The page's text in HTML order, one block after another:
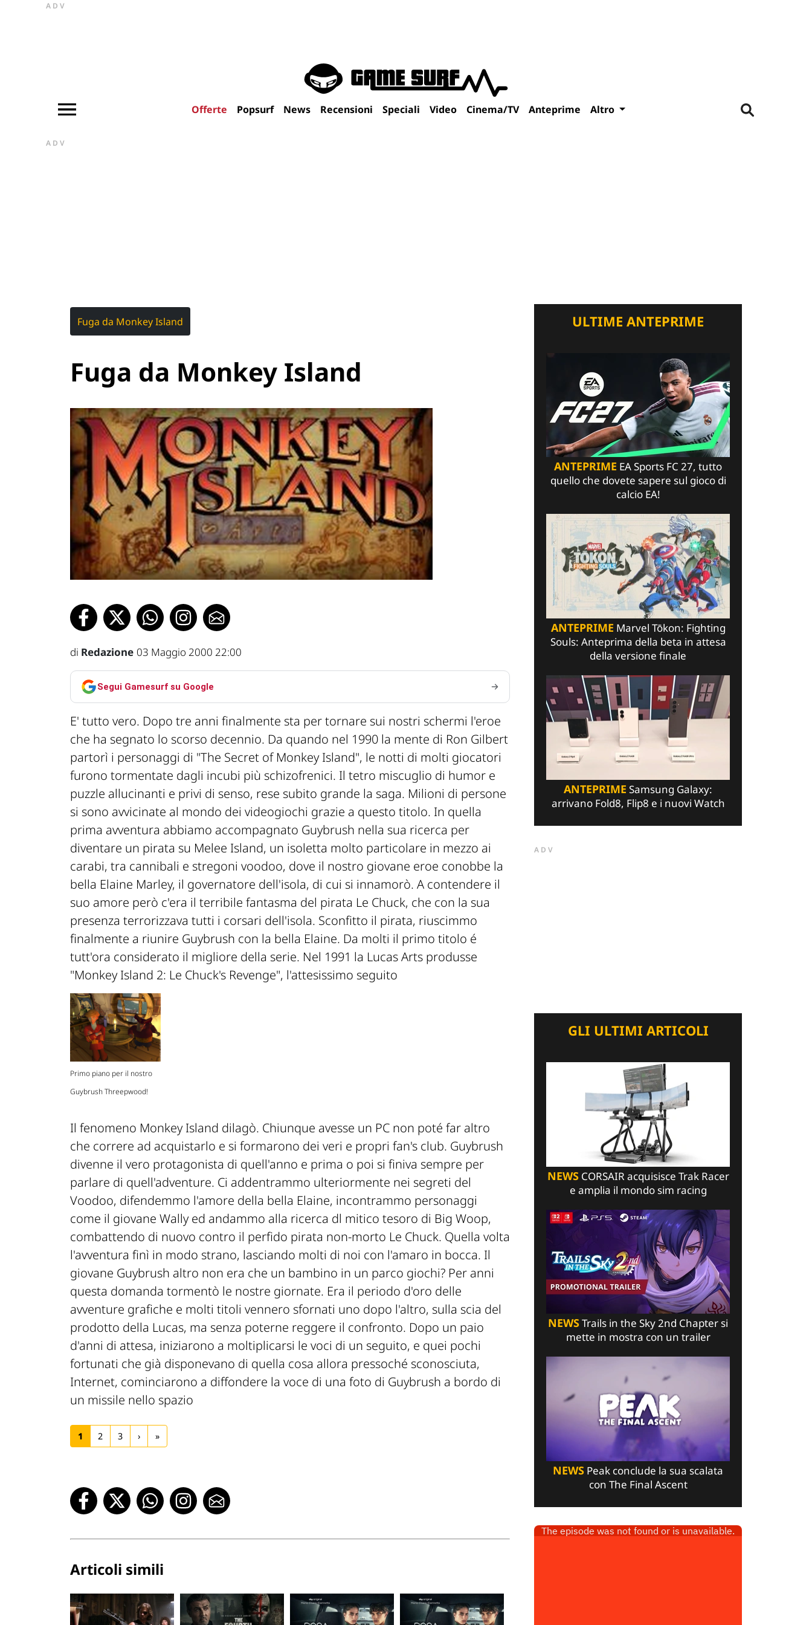
ADV
Offerte Popsurf News Recensioni Speciali Video Cinema/TV Anteprime Altro
ADV
Fuga da Monkey Island
Fuga da Monkey Island
di Redazione 03 Maggio 2000 22:00
Segui Gamesurf su Google
E' tutto vero. Dopo tre anni finalmente sta per tornare sui nostri schermi l'eroe
che ha segnato lo scorso decennio. Da quando nel 1990 la mente di Ron Gilbert
partorì i personaggi di "The Secret of Monkey Island", le notti di molti giocatori
furono tormentate dagli incubi più schizofrenici. Il tetro miscuglio di humor e
puzzle allucinanti e privi di senso, rese subito grande la saga. Milioni di persone
si sono avvicinate al mondo dei videogiochi grazie a questo titolo. In quella
prima avventura abbiamo accompagnato Guybrush nella sua ricerca per
diventare un pirata su Melee Island, un isoletta molto particolare in mezzo ai
carabi, tra cannibali e stregoni voodoo, dove il nostro giovane eroe conobbe la
bella Elaine Marley, il governatore dell'isola, di cui si innamorò. A contendere il
suo amore però c'era il terribile fantasma del pirata Le Chuck, che con la sua
presenza terrorizzava tutti i corsari dell'isola. Sconfitto il pirata, riuscimmo
finalmente a riunire Guybrush con la bella Elaine. Da molti il primo titolo é
tutt'ora considerato il migliore della serie. Nel 1991 la Lucas Arts produsse
"Monkey Island 2: Le Chuck's Revenge", l'attesissimo seguito
Primo piano per il nostro
Guybrush Threepwood!
Il fenomeno Monkey Island dilagò. Chiunque avesse un PC non poté far altro
che correre ad acquistarlo e si formarono dei veri e propri fan's club. Guybrush
divenne il vero protagonista di quell'anno e prima o poi si finiva sempre per
parlare di quell'adventure. Ci addentrammo ulteriormente nei segreti del
Voodoo, difendemmo l'amore della bella Elaine, incontrammo personaggi
come il giovane Wally ed andammo alla ricerca dl mitico tesoro di Big Woop,
combattendo di nuovo contro il perfido pirata non-morto Le Chuck. Quella volta
l'avventura finì in modo strano, lasciando molti di noi con l'amaro in bocca. Il
giovane Guybrush altro non era che un bambino in un parco giochi? Per anni
questa domanda tormentò le nostre giornate. Era il periodo d'oro delle
avventure grafiche e molti titoli vennero sfornati uno dopo l'altro, sulla scia del
prodotto della Lucas, ma senza poterne reggere il confronto. Dopo un paio
d'anni di attesa, iniziarono a moltiplicarsi le voci di un seguito, e quei pochi
fortunati che già disponevano di quella cosa allora pressoché sconosciuta,
Internet, cominciarono a diffondere la voce di una foto di Guybrush a bordo di
un missile nello spazio
1 2 3 › »
Articoli simili
ULTIME ANTEPRIME
ANTEPRIME EA Sports FC 27, tutto
quello che dovete sapere sul gioco di
calcio EA!
ANTEPRIME Marvel Tōkon: Fighting
Souls: Anteprima della beta in attesa
della versione finale
ANTEPRIME Samsung Galaxy:
arrivano Fold8, Flip8 e i nuovi Watch
ADV
GLI ULTIMI ARTICOLI
NEWSCORSAIR acquisisce Trak Racer
e amplia il mondo sim racing
NEWSTrails in the Sky 2nd Chapter si
mette in mostra con un trailer
NEWS Peak conclude la sua scalata
con The Final Ascent